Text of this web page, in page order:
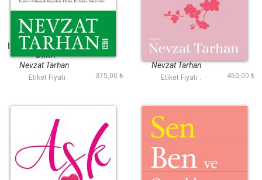
İnanç Psikolojisi ve
Bilim
Nevzat Tarhan
Etiket Fiyatı : 375,00 ₺
Kadın Psikolojisi
Nevzat Tarhan
Etiket Fiyatı : 450,00 ₺